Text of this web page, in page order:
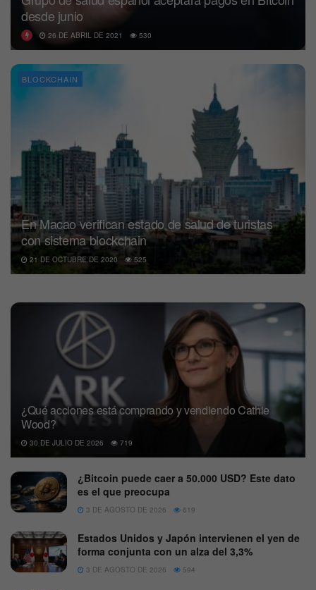
desde junio
26 DE ABRIL DE 2021 530
BLOCKCHAIN
En Macao verifican estado de salud de turistas
con sistema blockchain
21 DE OCTUBRE DE 2020 525
¿Qué acciones está comprando y vendiendo Cathie
Wood?
30 DE JULIO DE 2026 719
¿Bitcoin puede caer a 50.000 USD? Este dato
es el que preocupa
3 DE AGOSTO DE 2026 619
Estados Unidos y Japón intervienen el yen de
forma conjunta con un alza del 3,3%
3 DE AGOSTO DE 2026 594